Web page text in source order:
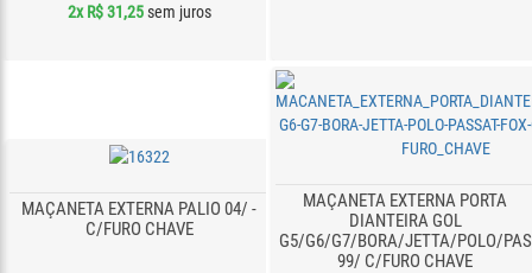
2x R$ 31,25sem juros
MAÇANETA EXTERNA PALIO 04/ -
C/FURO CHAVE
MAÇANETA EXTERNA PORTA
DIANTEIRA GOL
G5/G6/G7/BORA/JETTA/POLO/
99/ C/FURO CHAVE